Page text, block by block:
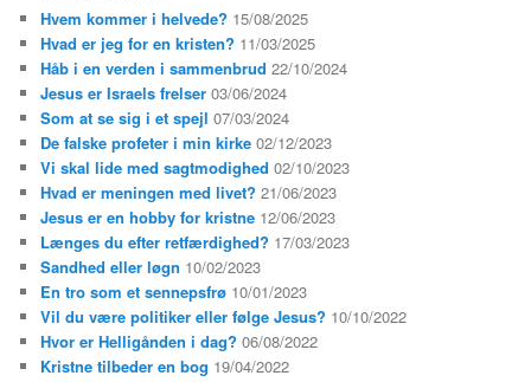
Hvem kommer i helvede? 15/08/2025
Hvad er jeg for en kristen? 11/03/2025
Håb i en verden i sammenbrud 22/10/2024
Jesus er Israels frelser 03/06/2024
Som at se sig i et spejl 07/03/2024
De falske profeter i min kirke 02/12/2023
Vi skal lide med sagtmodighed 02/10/2023
Hvad er meningen med livet? 21/06/2023
Jesus er en hobby for kristne 12/06/2023
Længes du efter retfærdighed? 17/03/2023
Sandhed eller løgn 10/02/2023
En tro som et sennepsfrø 10/01/2023
Vil du være politiker eller følge Jesus? 10/10/2022
Hvor er Helligånden i dag? 06/08/2022
Kristne tilbeder en bog 19/04/2022